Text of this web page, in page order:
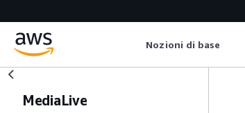
Nozioni di base
MediaLive